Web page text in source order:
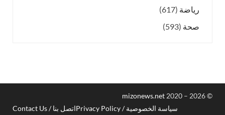
رياضة (617)
صحة (593)
©
mizonews.net2020 – 2026
سياسة الخصوصية / Privacy Policy
اتصل بنا / Contact Us